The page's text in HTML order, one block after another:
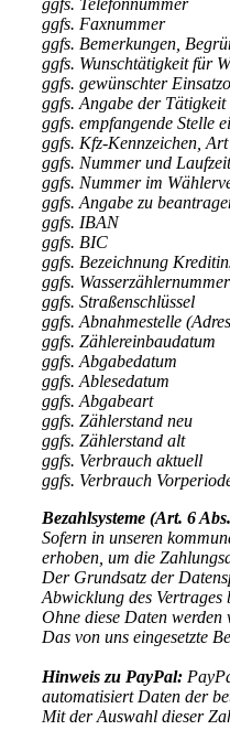
ggfs. Faxnummer
ggfs. Bemerkungen,
ggfs. Wunschtätigkeit für
ggfs. gewünschter
ggfs. Angabe der
ggfs. empfangende Stelle
ggfs. Kfz-Kennzeichen,
ggfs. Nummer und
ggfs. Nummer im
ggfs. Angabe zu
ggfs. IBAN
ggfs. BIC
ggfs. Bezeichnung
ggfs. Wasserzählernummer
ggfs. Straßenschlüssel
ggfs. Abnahmestelle
ggfs. Zählereinbaudatum
ggfs. Abgabedatum
ggfs. Ablesedatum
ggfs. Abgabeart
ggfs. Zählerstand neu
ggfs. Zählerstand alt
ggfs. Verbrauch aktuell
ggfs. Verbrauch
Bezahlsysteme (Art. 6
Sofern in unseren
erhoben, um die
Der Grundsatz der
Abwicklung des Vertrages
Ohne diese Daten
Das von uns eingesetzte
Hinweis zu PayPal:
automatisiert Daten der
Mit der Auswahl dieser